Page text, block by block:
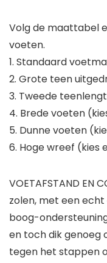
Volg de maattabel
voeten.
1. Standaard
2. Grote teen
3. Tweede
4. Brede voeten
5. Dunne voeten
6. Hoge wreef
VOETAFSTAND EN
zolen, met een
boog-
en toch dik genoeg
tegen het stappen